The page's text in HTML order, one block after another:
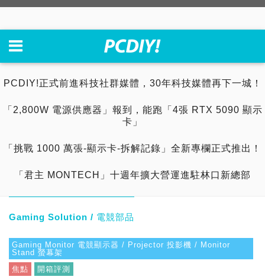
PCDIY!正式前進科技社群媒體，30年科技媒體再下一城！
「2,800W 電源供應器」報到，能跑「4張 RTX 5090 顯示
卡」
「挑戰 1000 萬張-顯示卡-拆解記錄」全新專欄正式推出！
「君主 MONTECH」十週年擴大營運進駐林口新總部
Gaming Solution / 電競部品
Gaming Monitor 電競顯示器 / Projector 投影機 / Monitor
Stand 螢幕架
焦點
開箱評測